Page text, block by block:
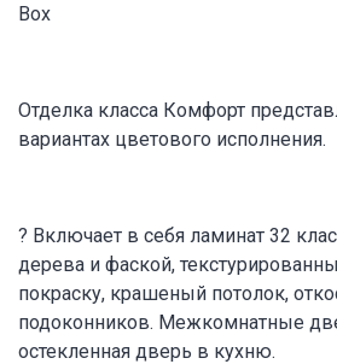
Box
Отделка класса Комфорт
вариантах цветового исполнения.
? Включает в себя ламинат 32
дерева и фаской,
покраску, крашеный потолок,
подоконников. Межкомнатные
остекленная дверь в кухню.